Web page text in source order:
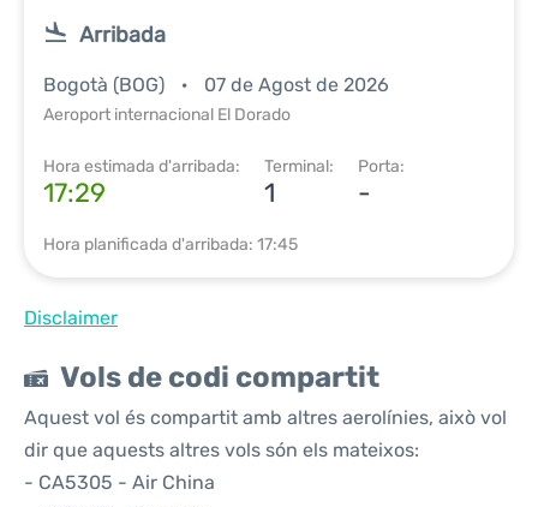
Arribada
Bogotà (BOG) 07 de Agost de 2026
Aeroport internacional El Dorado
Hora estimada d'arribada:
17:29
Terminal:
1
Porta:
-
Hora planificada d'arribada: 17:45
Disclaimer
Vols de codi compartit
Aquest vol és compartit amb altres aerolínies, això vol
dir que aquests altres vols són els mateixos:
- CA5305 - Air China